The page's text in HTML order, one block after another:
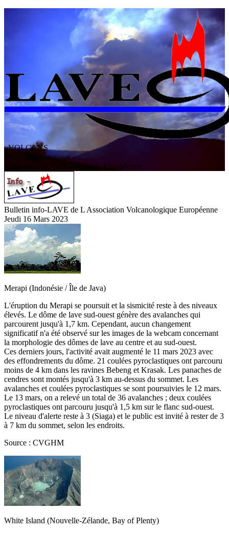
VOLCANS
/ Activité volcanique
ssociation V olcanologiqueEuropéenne
Bulletin info-LAVE de L Association Volcanologique Européenne
Jeudi 16 Mars 2023
Merapi (Indonésie / Île de Java)
L'éruption du Merapi se poursuit et la sismicité reste à des niveaux
élevés. Le dôme de lave sud-ouest génère des avalanches qui
parcourent jusqu'à 1,7 km. Cependant, aucun changement
significatif n'a été observé sur les images de la webcam concernant
la morphologie des dômes de lave au centre et au sud-ouest.
Ces derniers jours, l'activité avait augmenté le 11 mars 2023 avec
des effondrements du dôme. 21 coulées pyroclastiques ont parcouru
moins de 4 km dans les ravines Bebeng et Krasak. Les panaches de
cendres sont montés jusqu'à 3 km au-dessus du sommet. Les
avalanches et coulées pyroclastiques se sont poursuivies le 12 mars.
Le 13 mars, on a relevé un total de 36 avalanches ; deux coulées
pyroclastiques ont parcouru jusqu'à 1,5 km sur le flanc sud-ouest.
Le niveau d'alerte reste à 3 (Siaga) et le public est invité à rester de 3
à 7 km du sommet, selon les endroits.
Source : CVGHM
White Island (Nouvelle-Zélande, Bay of Plenty)